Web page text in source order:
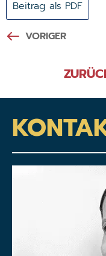
Beitrag als PDF
VORIGER